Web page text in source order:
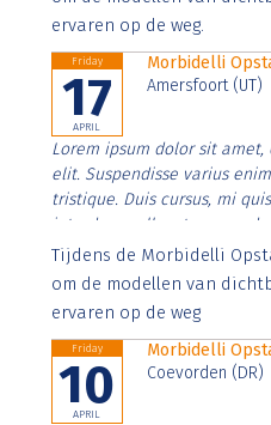
ervaren op de weg.
Friday
17
APRIL
Morbidelli
Amersfoort (UT)
Lorem ipsum dolor sit
elit. Suspendisse varius
tristique. Duis cursus, mi
interdum nulla, ut
Aenean faucibus nibh et
imperdiet. Nunc ut sem
Tijdens de Morbidelli
om de modellen van
ervaren op de weg
Friday
10
APRIL
Morbidelli
Coevorden (DR)